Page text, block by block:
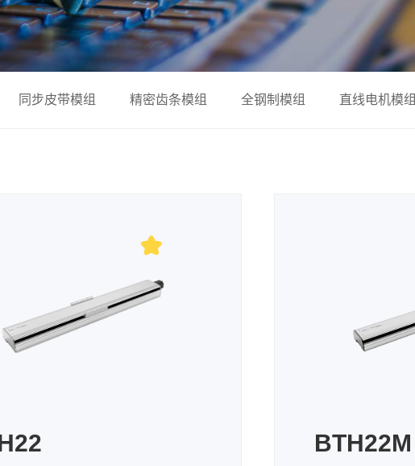
同步皮带模组 精密齿条模组 全钢制模组 直线电机模组
BTH22M